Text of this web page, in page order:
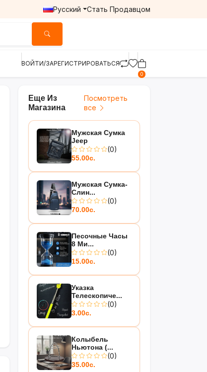
Русский Стать Продавцом
ВОЙТИ/ЗАРЕГИСТРИРОВАТЬСЯ
0
Еще Из
Магазина
Посмотреть
все
Мужская Сумка
Jeep
(0)
55.00с.
Мужская Сумка-
Слин...
(0)
70.00с.
Песочные Часы
8 Ми...
(0)
15.00с.
Указка
Телескопиче...
(0)
3.00с.
Колыбель
Ньютона (...
(0)
35.00с.